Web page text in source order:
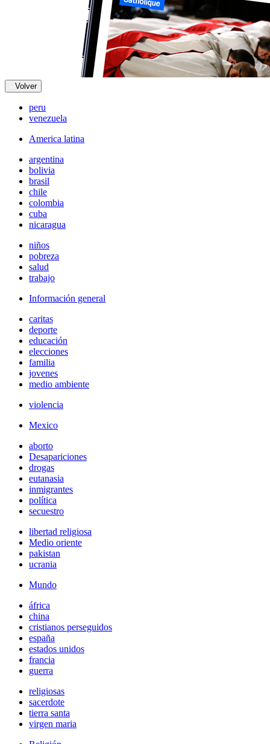
Volver
peru
venezuela
America latina
argentina
bolivia
brasil
chile
colombia
cuba
nicaragua
niños
pobreza
salud
trabajo
Información general
caritas
deporte
educación
elecciones
familia
jovenes
medio ambiente
violencia
Mexico
aborto
Desapariciones
drogas
eutanasia
inmigrantes
política
secuestro
libertad religiosa
Medio oriente
pakistan
ucrania
Mundo
áfrica
china
cristianos perseguidos
españa
estados unidos
francia
guerra
religiosas
sacerdote
tierra santa
virgen maria